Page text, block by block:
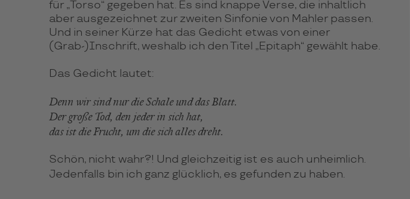
für „Torso“ gegeben hat. Es sind knappe Verse, die inhaltlich
aber ausgezeichnet zur zweiten Sinfonie von Mahler passen.
Und in seiner Kürze hat das Gedicht etwas von einer
(Grab-)Inschrift, weshalb ich den Titel „Epitaph“ gewählt habe.
Das Gedicht lautet:
Denn wir sind nur die Schale und das Blatt.
Der große Tod, den jeder in sich hat,
das ist die Frucht, um die sich alles dreht.
Schön, nicht wahr?! Und gleichzeitig ist es auch unheimlich.
Jedenfalls bin ich ganz glücklich, es gefunden zu haben.